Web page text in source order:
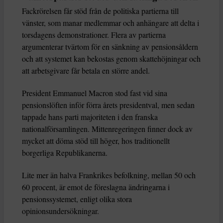
Fackrörelsen får stöd från de politiska partierna till
vänster, som manar medlemmar och anhängare att delta i
torsdagens demonstrationer. Flera av partierna
argumenterar tvärtom för en sänkning av pensionsåldern
och att systemet kan bekostas genom skattehöjningar och
att arbetsgivare får betala en större andel.
President Emmanuel Macron stod fast vid sina
pensionslöften inför förra årets presidentval, men sedan
tappade hans parti majoriteten i den franska
nationalförsamlingen. Mittenregeringen finner dock av
mycket att döma stöd till höger, hos traditionellt
borgerliga Republikanerna.
Lite mer än halva Frankrikes befolkning, mellan 50 och
60 procent, är emot de föreslagna ändringarna i
pensionssystemet, enligt olika stora
opinionsundersökningar.